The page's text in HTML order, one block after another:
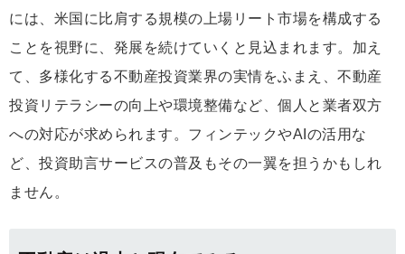
には、米国に比肩する規模の上場リート市場を構成する
ことを視野に、発展を続けていくと見込まれます。加え
て、多様化する不動産投資業界の実情をふまえ、不動産
投資リテラシーの向上や環境整備など、個人と業者双方
への対応が求められます。フィンテックやAIの活用な
ど、投資助言サービスの普及もその一翼を担うかもしれ
ません。